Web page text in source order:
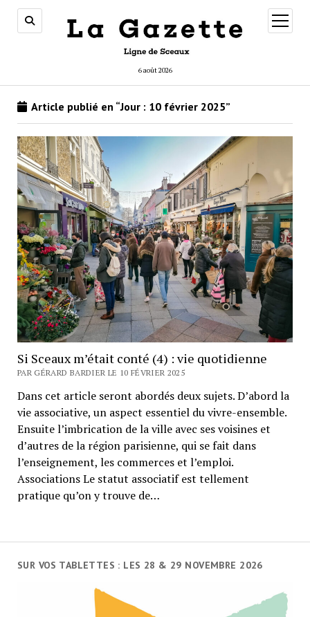
6 août 2026
ouvrir
menu
SUR VOS TABLETTES : LES 28 & 29 NOVEMBRE 2026
Article publié en “Jour : 10 février 2025”
Si Sceaux m’était conté (4) : vie quotidienne
PAR GÉRARD BARDIER LE 10 FÉVRIER 2025
Dans cet article seront abordés deux sujets. D’abord la
vie associative, un aspect essentiel du vivre-ensemble.
Ensuite l’imbrication de la ville avec ses voisines et
d’autres de la région parisienne, qui se fait dans
l’enseignement, les commerces et l’emploi.
Associations Le statut associatif est tellement
pratique qu’on y trouve de…